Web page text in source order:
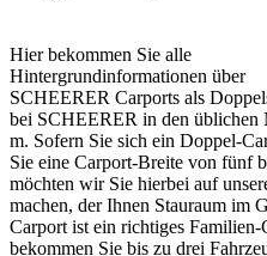
Hier bekommen Sie alle
Hintergrundinformationen über
SCHEERER Carports als
bei SCHEERER in den
m. Sofern Sie sich ein Doppel-
Sie eine Carport-Breite von fünf
möchten wir Sie hierbei auf
machen, der Ihnen Stauraum im
Carport ist ein richtiges
bekommen Sie bis zu drei